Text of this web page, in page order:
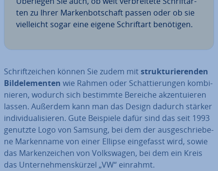
ten zu Ihrer Mar­ken­bot­schaft passen oder ob sie
viel­leicht sogar eine eigene Schrift­art benötigen.
Schrift­zei­chen können Sie zudem mitstruk­tu­rie­ren­den
Bild­ele­men­ten wie Rahmen oder Schat­tie­run­gen kom­bi­
nie­ren, wodurch sich bestimmte Bereiche ak­zen­tu­ie­ren
lassen. Außerdem kann man das Design dadurch stärker
in­di­vi­dua­li­sie­ren. Gute Beispiele dafür sind das seit 1993
genutzte Logo von Samsung, bei dem der aus­ge­schrie­be­
ne Mar­ken­na­me von einer Ellipse ein­ge­fasst wird, sowie
das Mar­ken­zei­chen von Volks­wa­gen, bei dem ein Kreis
das Un­ter­neh­mens­kür­zel „VW“ einrahmt.